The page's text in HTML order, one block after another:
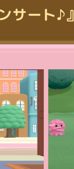
サート♪』